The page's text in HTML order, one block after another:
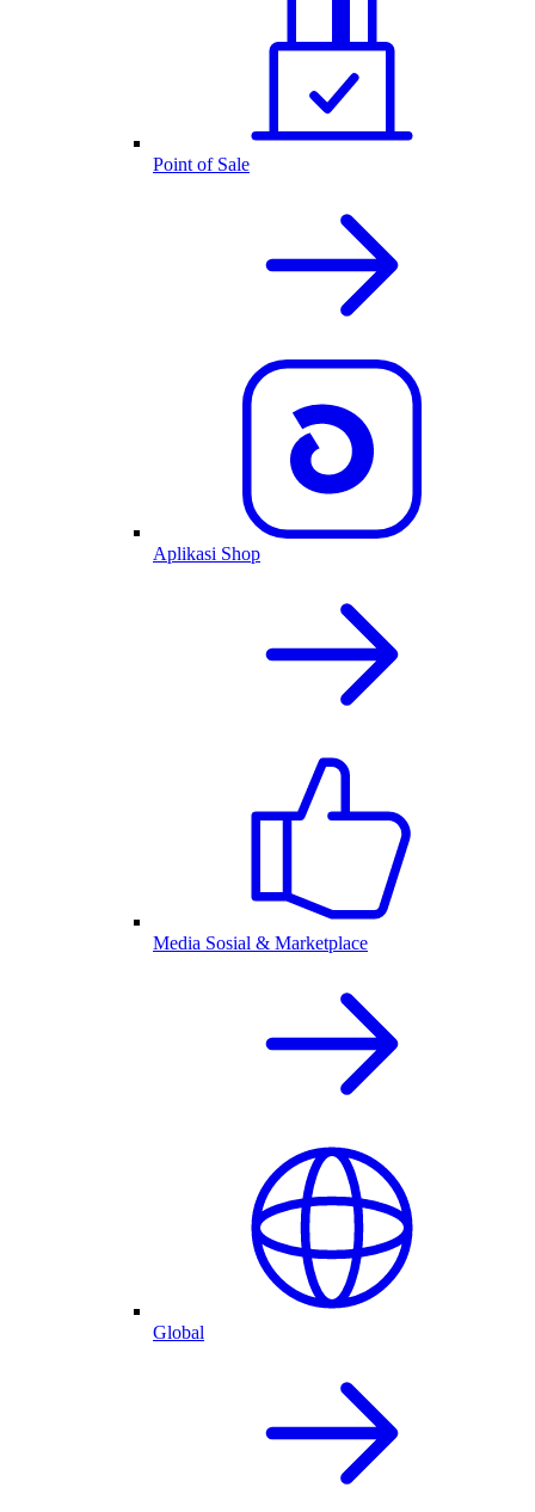
Point of Sale
Aplikasi Shop
Media Sosial & Marketplace
Global